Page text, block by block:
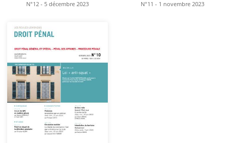
N°12 - 5 décembre 2023 N°11 - 1 novembre 2023